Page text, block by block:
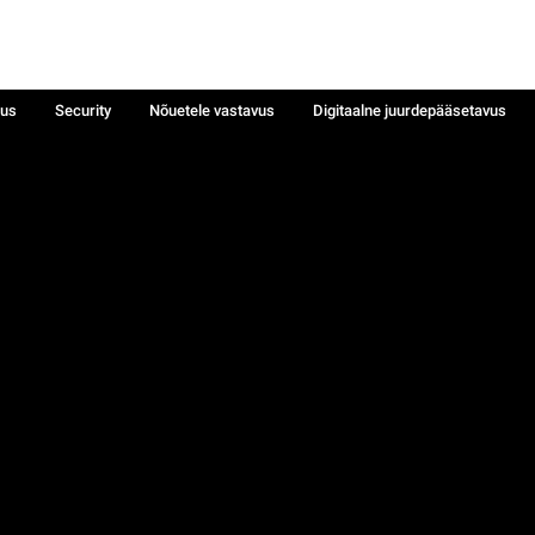
Security Nõuetele vastavus
Digitaalne juurdepääsetavus